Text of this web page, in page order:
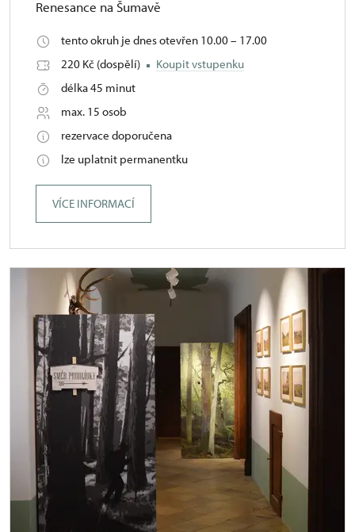
Renesance na Šumavě
tento okruh je dnes otevřen 10.00 – 17.00
220 Kč (dospělí)
Koupit vstupenku
délka 45 minut
max. 15 osob
rezervace doporučena
lze uplatnit permanentku
VÍCE INFORMACÍ